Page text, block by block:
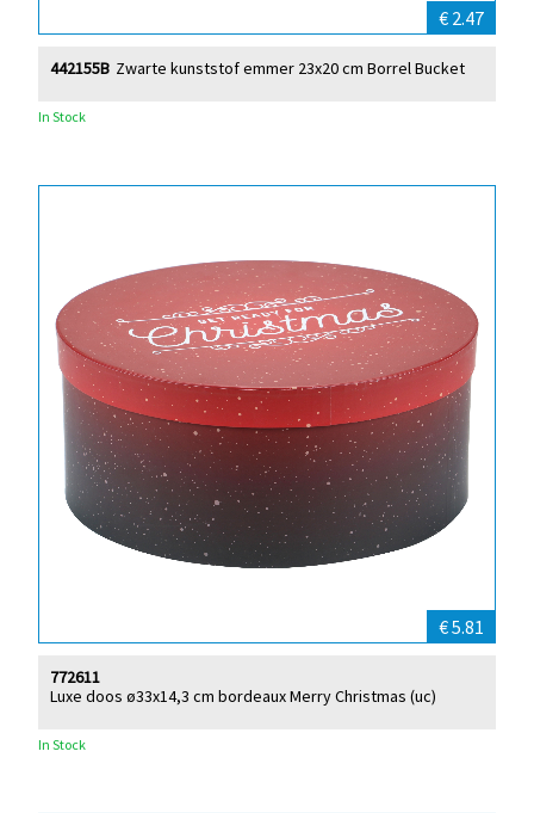
€ 2.47
Zwarte kunststof emmer 23x20 cm Borrel Bucket
442155B
In Stock
€ 5.81
Luxe doos ø33x14,3 cm bordeaux Merry Christmas (uc)
772611
In Stock